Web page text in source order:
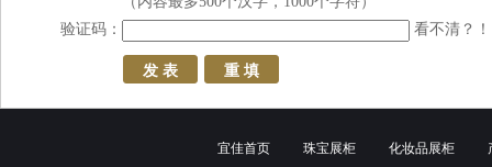
验证码：
看不清？！
宜佳首页 珠宝展柜 化妆品展柜